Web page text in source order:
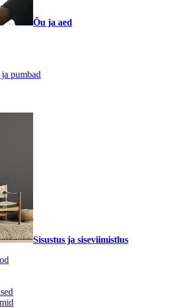
Õu ja aed
pumbad
Sisustus ja siseviimistlus